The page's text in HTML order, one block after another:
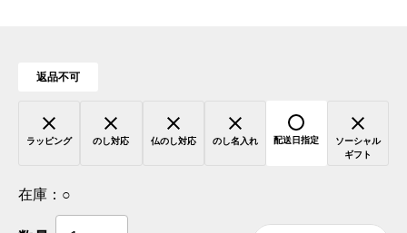
返品不可
ラッピング のし対応 仏のし対応 のし名入れ 配送日指定
ソーシャル
ギフト
在庫： ○